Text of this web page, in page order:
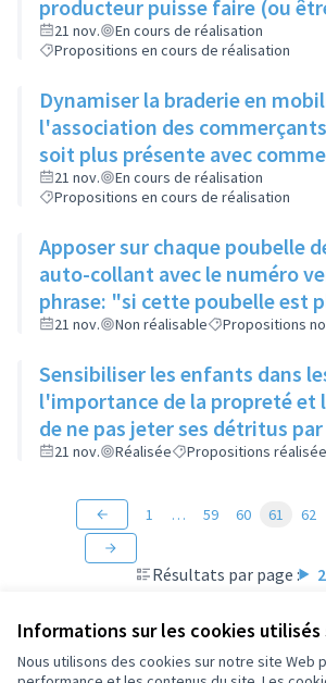
Informations sur les cookies
Nous utilisons des cookies sur notre site Web
producteur puisse faire (ou
de paniers fraîcheurs
21 nov.
En cours de réalisation
Propositions en cours de réalisation
Dynamiser la braderie en
l'association des
soit plus présente avec
coiffeur qui ferait des coupes
dans la rue
21 nov.
En cours de réalisation
Propositions en cours de réalisation
Apposer sur chaque poubelle
auto-collant avec le numéro
phrase: "si cette poubelle est
le...." permettant à chaque
21 nov. Non réalisable Propositions
Sensibiliser les enfants dans
l'importance de la propreté et
de ne pas jeter ses détritus
21 nov. Réalisée Propositions
Résultats par page :
1 … 59 60 61 62